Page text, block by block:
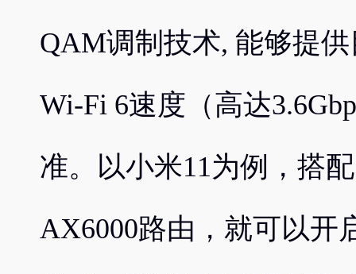
QAM调制技术, 能够提
Wi-Fi 6速度（高达
准。以小米11为例，搭
AX6000路由，就可以开